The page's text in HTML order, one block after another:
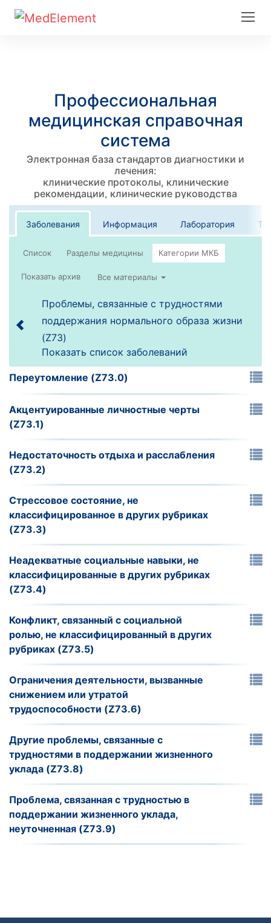
Профессиональная
медицинская справочная
система
Электронная база стандартов диагностики и
лечения:
клинические протоколы, клинические
рекомендации, клинические руководства
Заболевания Информация Лаборатория
Список
Все материалы
Проблемы, связанные с трудностями
поддержания нормального образа жизни
(Z73)
Показать список заболеваний
Переутомление (Z73.0)
Акцентуированные личностные черты
(Z73.1)
Недостаточность отдыха и расслабления
(Z73.2)
Стрессовое состояние, не
классифицированное в других рубриках
(Z73.3)
Неадекватные социальные навыки, не
классифицированные в других рубриках
(Z73.4)
Конфликт, связанный с социальной
ролью, не классифицированный в других
рубриках (Z73.5)
Ограничения деятельности, вызванные
снижением или утратой
трудоспособности (Z73.6)
Другие проблемы, связанные с
трудностями в поддержании жизненного
уклада (Z73.8)
Проблема, связанная с трудностью в
поддержании жизненного уклада,
неуточненная (Z73.9)